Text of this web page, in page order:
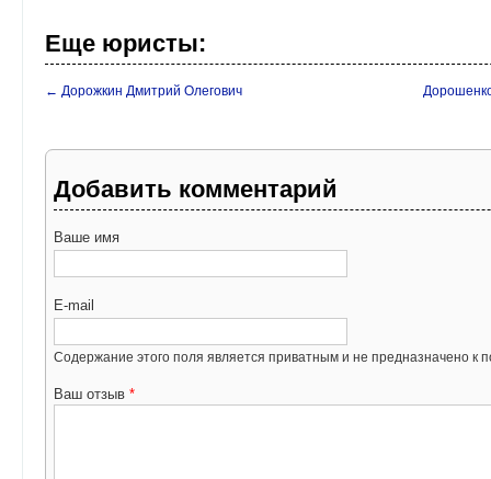
Еще юристы:
← Дорожкин Дмитрий Олегович
Добавить комментарий
Ваше имя
E-mail
Содержание этого поля является приватным и не предназначено к
Ваш отзыв *